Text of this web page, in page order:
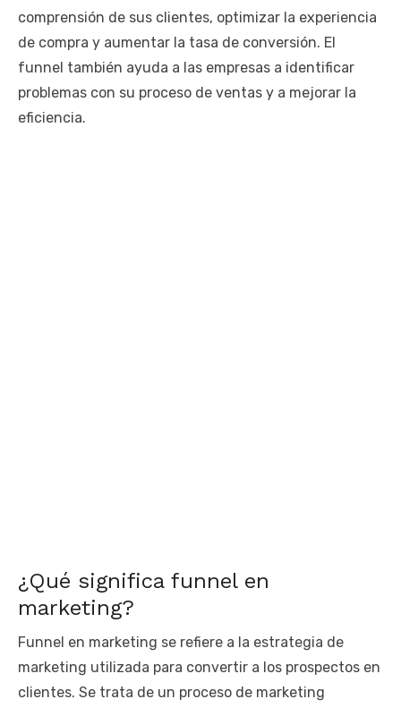
comprensión de sus clientes, optimizar la experiencia
de compra y aumentar la tasa de conversión. El
funnel también ayuda a las empresas a identificar
problemas con su proceso de ventas y a mejorar la
eficiencia.
¿Qué significa funnel en
marketing?
Funnel en marketing se refiere a la estrategia de
marketing utilizada para convertir a los prospectos en
clientes. Se trata de un proceso de marketing